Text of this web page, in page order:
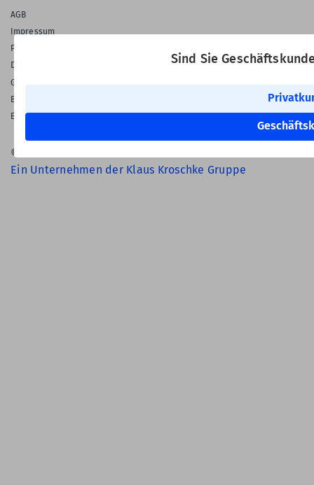
Sind Sie
AGB
Impressum
Privatsphäre & Datenschutz
Datenschutz-Einstellungen
Gewährleistung
Barrierefreiheitserklärung
English Language
© 2026 Labelident GmbH
Ein Unternehmen der Klaus Kroschke Gruppe